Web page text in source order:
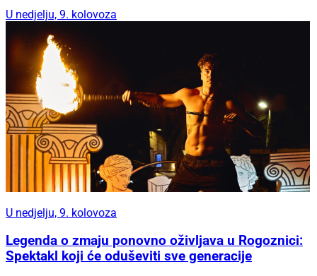
U nedjelju, 9. kolovoza
U nedjelju, 9. kolovoza
Legenda o zmaju ponovno oživljava u Rogoznici:
Spektakl koji će oduševiti sve generacije